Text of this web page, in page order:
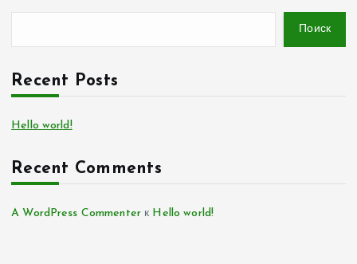
Поиск
Recent Posts
Hello world!
Recent Comments
A WordPress Commenter к Hello world!